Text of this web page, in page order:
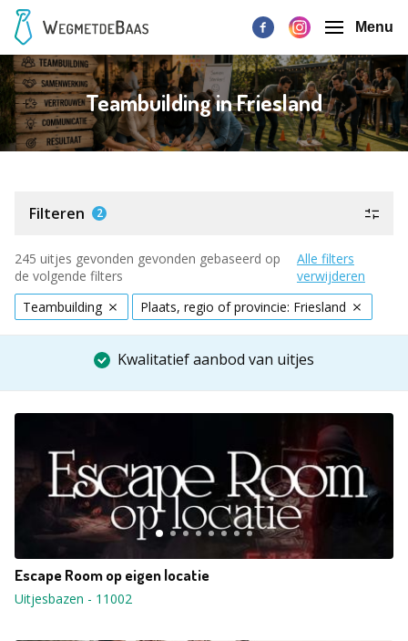
Menu
Teambuilding in Friesland
Filteren 2
245 uitjes gevonden gevonden gebaseerd op
de volgende filters
Alle filters
verwijderen
Teambuilding
Plaats, regio of provincie: Friesland
Kwalitatief aanbod van uitjes
Escape Room op eigen locatie
Uitjesbazen - 11002